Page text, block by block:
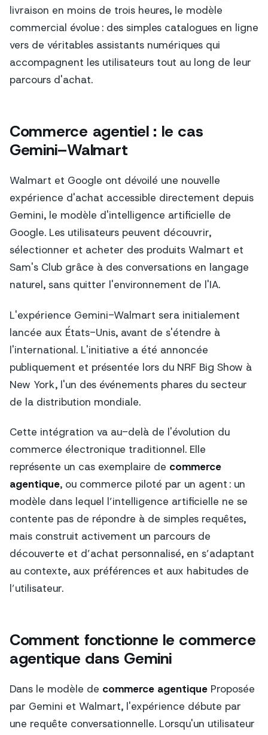
livraison en moins de trois heures, le modèle
commercial évolue : des simples catalogues en ligne
vers de véritables assistants numériques qui
accompagnent les utilisateurs tout au long de leur
parcours d'achat.
Commerce agentiel : le cas
Gemini–Walmart
Walmart et Google ont dévoilé une nouvelle
expérience d'achat accessible directement depuis
Gemini, le modèle d'intelligence artificielle de
Google. Les utilisateurs peuvent découvrir,
sélectionner et acheter des produits Walmart et
Sam's Club grâce à des conversations en langage
naturel, sans quitter l'environnement de l'IA.
L'expérience Gemini-Walmart sera initialement
lancée aux États-Unis, avant de s'étendre à
l'international. L'initiative a été annoncée
publiquement et présentée lors du NRF Big Show à
New York, l'un des événements phares du secteur
de la distribution mondiale.
Cette intégration va au-delà de l'évolution du
commerce électronique traditionnel. Elle
représente un cas exemplaire de commerce
agentique, ou commerce piloté par un agent : un
modèle dans lequel l’intelligence artificielle ne se
contente pas de répondre à de simples requêtes,
mais construit activement un parcours de
découverte et d’achat personnalisé, en s’adaptant
au contexte, aux préférences et aux habitudes de
l’utilisateur.
Comment fonctionne le commerce
agentique dans Gemini
Dans le modèle de commerce agentique Proposée
par Gemini et Walmart, l'expérience débute par
une requête conversationnelle. Lorsqu'un utilisateur